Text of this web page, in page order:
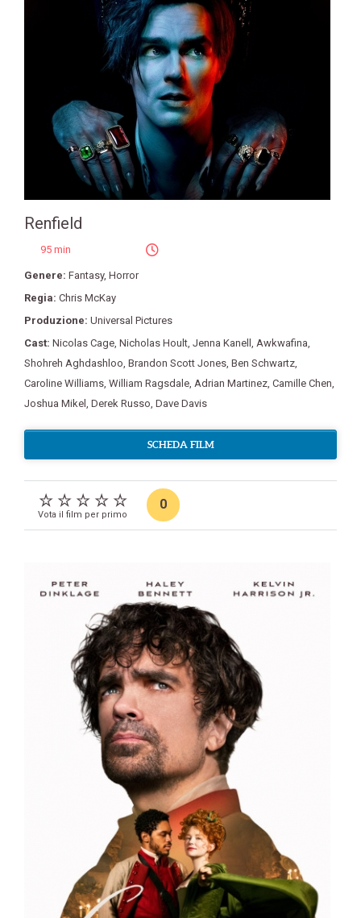
Renfield
95 min
Genere: Fantasy, Horror
Regia: Chris McKay
Produzione: Universal Pictures
Cast: Nicolas Cage Nicholas Hoult Jenna Kanell Awkwafina
Shohreh Aghdashloo Brandon Scott Jones Ben Schwartz
Caroline Williams William Ragsdale Adrian Martinez Camille Chen
Joshua Mikel Derek Russo Dave Davis
SCHEDA FILM
Vota il film per primo
0